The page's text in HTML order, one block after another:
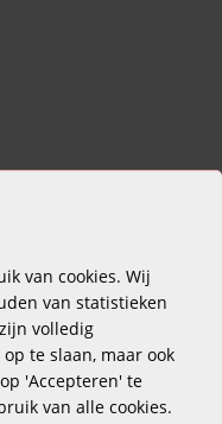
betalen
van cookies. Wij
van statistieken
volledig
te slaan, maar ook
'Accepteren' te
van alle cookies.